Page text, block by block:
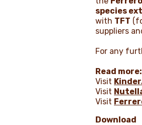
species
with TFT
suppliers
For any
Read more:
Visit
Visit
Visit
Download